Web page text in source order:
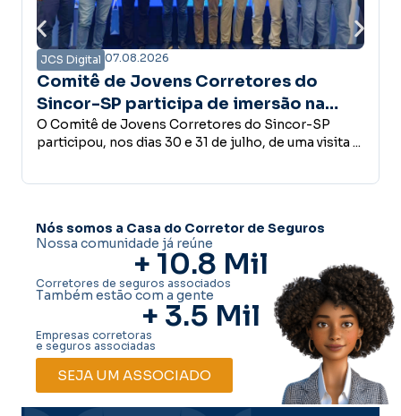
Corretores do
de imersão na
estrutura do Grupo
Corretores do Sincor-SP
30 e 31 de julho, de uma visita ...
Campanha
confiança é a
Empreender,
conceder crédito ou
Nós somos a Casa do Corretor de Seguros
Nossa comunidade já reúne
+ 10.8 Mil
Corretores de seguros associados
Também estão com a gente
+ 3.5 Mil
Empresas corretoras
e seguros associadas
SEJA UM ASSOCIADO